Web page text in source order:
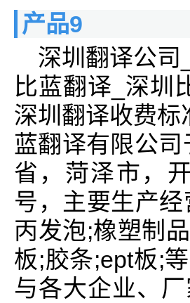
产品9
深圳翻译公司
比蓝翻译_深圳
深圳翻译收费
蓝翻译有限公
省，菏泽市，
号，主要生产
丙发泡;橡塑制
板;胶条;ept板;
与各大企业、